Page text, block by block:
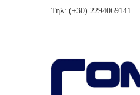
Τηλ: (+30) 2294069141